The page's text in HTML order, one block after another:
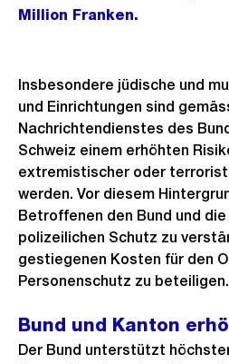
Million Franken.
Insbesondere jüdische und
und Einrichtungen sind
Nachrichtendienstes des
Schweiz einem erhöhten
extremistischer oder
werden. Vor diesem
Betroffenen den Bund und
polizeilichen Schutz zu
gestiegenen Kosten für den
Personenschutz zu beteiligen.
Bund und Kanton
Der Bund unterstützt